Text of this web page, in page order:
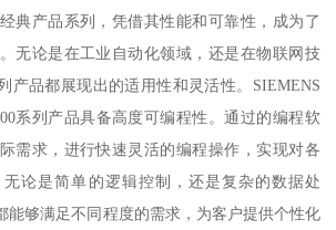
典产品系列，凭借其性能和可靠性，成为了
无论是在工业自动化领域，还是在物联网技
产品都展现出的适用性和灵活性。SIEMENS
系列产品具备高度可编程性。通过的编程软
需求，进行快速灵活的编程操作，实现对各
论是简单的逻辑控制，还是复杂的数据处
能够满足不同程度的需求，为客户提供个性化